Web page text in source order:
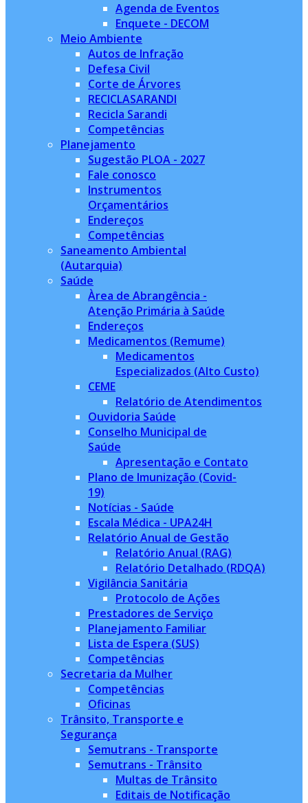
Agenda de Eventos
Enquete - DECOM
Meio Ambiente
Autos de Infração
Defesa Civil
Corte de Árvores
RECICLASARANDI
Recicla Sarandi
Competências
Planejamento
Sugestão PLOA - 2027
Fale conosco
Instrumentos
Orçamentários
Endereços
Competências
Saneamento Ambiental
(Autarquia)
Saúde
Àrea de Abrangência -
Atenção Primária à Saúde
Endereços
Medicamentos (Remume)
Medicamentos
Especializados (Alto Custo)
CEME
Relatório de Atendimentos
Ouvidoria Saúde
Conselho Municipal de
Saúde
Apresentação e Contato
Plano de Imunização (Covid-
19)
Notícias - Saúde
Escala Médica - UPA24H
Relatório Anual de Gestão
Relatório Anual (RAG)
Relatório Detalhado (RDQA)
Vigilância Sanitária
Protocolo de Ações
Prestadores de Serviço
Planejamento Familiar
Lista de Espera (SUS)
Competências
Secretaria da Mulher
Competências
Oficinas
Trânsito, Transporte e
Segurança
Semutrans - Transporte
Semutrans - Trânsito
Multas de Trânsito
Editais de Notificação